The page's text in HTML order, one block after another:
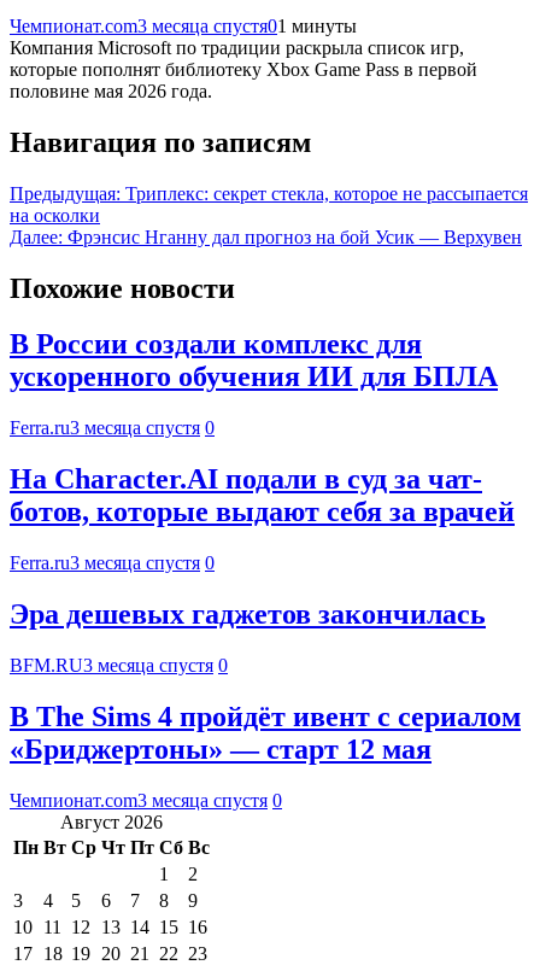
Чемпионат.com3 месяца спустя01 минуты
Компания Microsoft по традиции раскрыла список игр,
которые пополнят библиотеку Xbox Game Pass в первой
половине мая 2026 года.
Навигация по записям
Предыдущая: Триплекс: секрет стекла, которое не рассыпается
на осколки
Далее: Фрэнсис Нганну дал прогноз на бой Усик — Верхувен
Похожие новости
В России создали комплекс для
ускоренного обучения ИИ для БПЛА
Ferra.ru3 месяца спустя 0
На Character.AI подали в суд за чат-
ботов, которые выдают себя за врачей
Ferra.ru3 месяца спустя 0
Эра дешевых гаджетов закончилась
BFM.RU3 месяца спустя 0
В The Sims 4 пройдёт ивент с сериалом
«Бриджертоны» — старт 12 мая
Чемпионат.com3 месяца спустя 0
Август 2026
Пн Вт Ср Чт Пт Сб Вс
1
2
3
4 5 6 7 8
9
10 11 12 13 14 15 16
17 18 19 20 21 22 23